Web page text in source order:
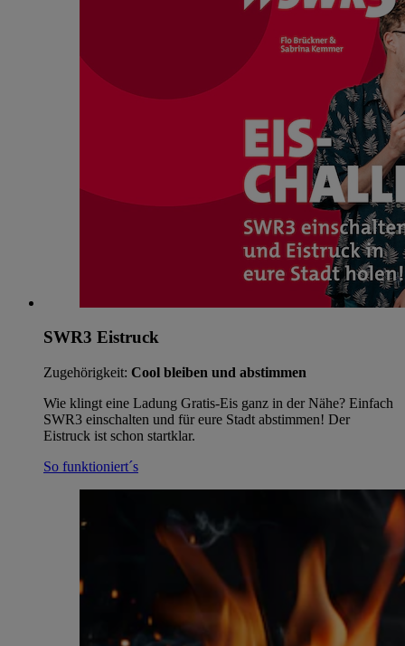
SWR3 Eistruck
Zugehörigkeit: Cool bleiben und abstimmen
Wie klingt eine Ladung Gratis-Eis ganz in der Nähe? Einfach
SWR3 einschalten und für eure Stadt abstimmen! Der
Eistruck ist schon startklar.
So funktioniert´s